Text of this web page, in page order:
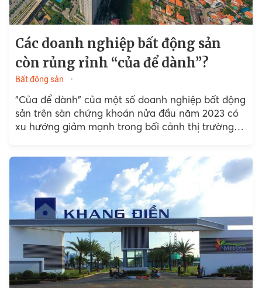
Các doanh nghiệp bất động sản
còn rủng rỉnh “của để dành”?
Bất động sản
"Của để dành" của một số doanh nghiệp bất động
sản trên sàn chứng khoán nửa đầu năm 2023 có
xu hướng giảm mạnh trong bối cảnh thị trường